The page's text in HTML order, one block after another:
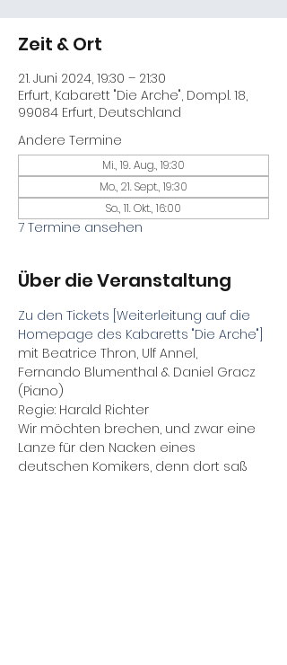
Zeit & Ort
21. Juni 2024, 19:30 – 21:30
Erfurt, Kabarett "Die Arche", Dompl. 18,
99084 Erfurt, Deutschland
Andere Termine
Mi., 19. Aug., 19:30
Mo., 21. Sept., 19:30
So., 11. Okt., 16:00
7 Termine ansehen
Über die Veranstaltung
Zu den Tickets [Weiterleitung auf die
Homepage des Kabaretts "Die Arche"]
mit Beatrice Thron, Ulf Annel,
Fernando Blumenthal & Daniel Gracz
(Piano)
Regie: Harald Richter
Wir möchten brechen, und zwar eine
Lanze für den Nacken eines
deutschen Komikers, denn dort saß